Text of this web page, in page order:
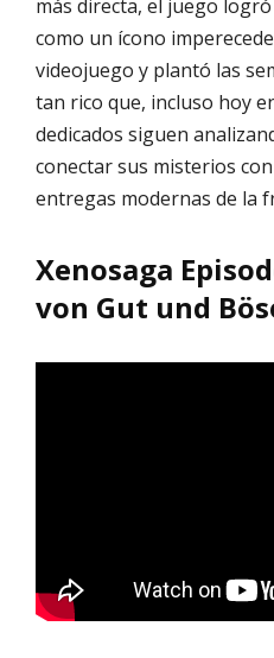
más directa, el juego
como un ícono
videojuego y plantó las
tan rico que, incluso hoy
dedicados siguen
conectar sus misterios
entregas modernas de la
Xenosaga
von Gut und